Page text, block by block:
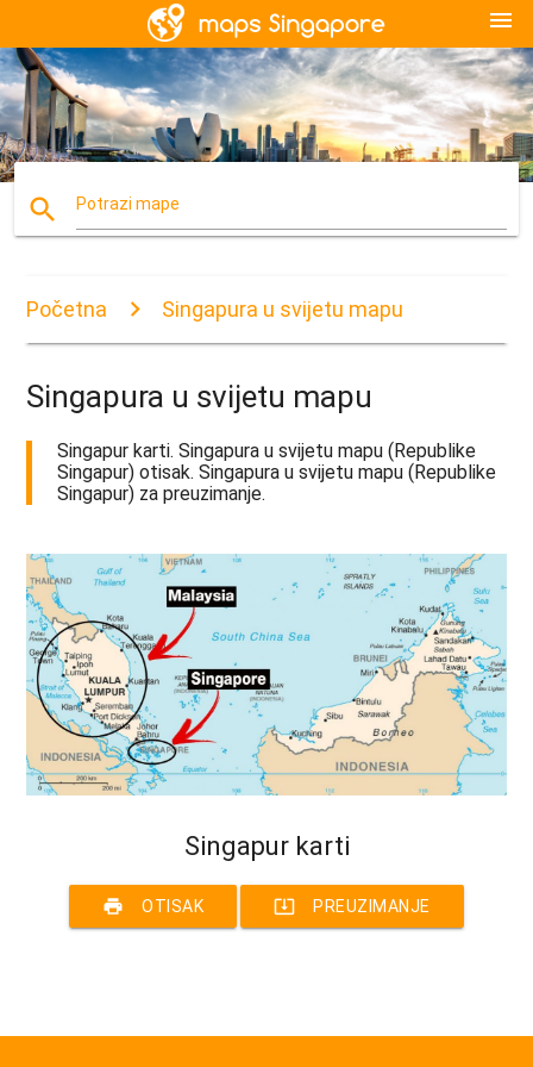
menu
search Potrazi mape
Početna Singapura u svijetu mapu
Singapura u svijetu mapu
Singapur karti. Singapura u svijetu mapu (Republike
Singapur) otisak. Singapura u svijetu mapu (Republike
Singapur) za preuzimanje.
Singapur karti
print OTISAK system_update_alt PREUZIMANJE